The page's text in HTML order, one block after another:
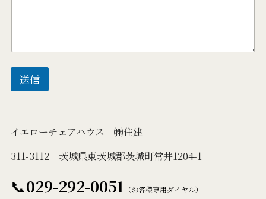
送信
イエローチェアハウス ㈱住建
311-3112 茨城県東茨城郡茨城町常井1204-1
📞029-292-0051 （お客様専用ダイヤル）